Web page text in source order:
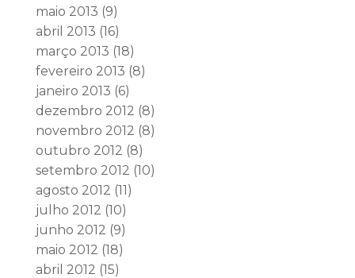
maio 2013 (9)
abril 2013 (16)
março 2013 (18)
fevereiro 2013 (8)
janeiro 2013 (6)
dezembro 2012 (8)
novembro 2012 (8)
outubro 2012 (8)
setembro 2012 (10)
agosto 2012 (11)
julho 2012 (10)
junho 2012 (9)
maio 2012 (18)
abril 2012 (15)